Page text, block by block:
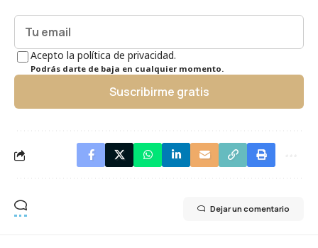
Acepto la política de privacidad.
Podrás darte de baja en cualquier momento.
Suscribirme gratis
Dejar un comentario